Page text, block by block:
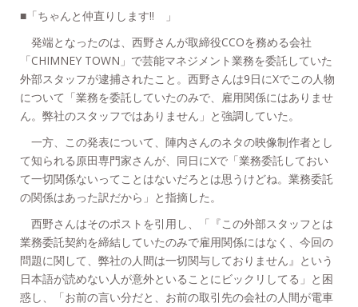
■「ちゃんと仲直りします!! 」
発端となったのは、西野さんが取締役CCOを務める会社
「CHIMNEY TOWN」で芸能マネジメント業務を委託していた
外部スタッフが逮捕されたこと。西野さんは9日にXでこの人物
について「業務を委託していたのみで、雇用関係にはありませ
ん。弊社のスタッフではありません」と強調していた。
一方、この発表について、陣内さんのネタの映像制作者とし
て知られる原田専門家さんが、同日にXで「業務委託しておい
て一切関係ないってことはないだろとは思うけどね。業務委託
の関係はあった訳だから」と指摘した。
西野さんはそのポストを引用し、「『この外部スタッフとは
業務委託契約を締結していたのみで雇用関係にはなく、今回の
問題に関して、弊社の人間は一切関与しておりません』という
日本語が読めない人が意外といることにビックリしてる」と困
惑し、「お前の言い分だと、お前の取引先の会社の人間が電車